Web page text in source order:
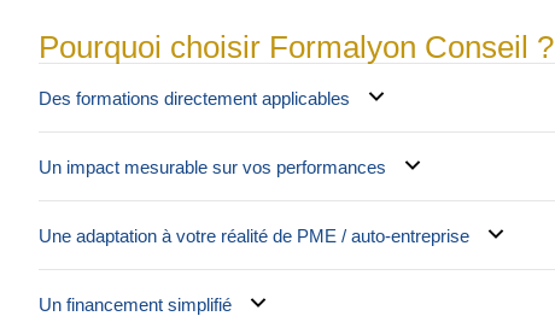
Pourquoi choisir Formalyon Conseil ?
Des formations directement applicables
Un impact mesurable sur vos performances
Une adaptation à votre réalité de PME / auto-entreprise
Un financement simplifié